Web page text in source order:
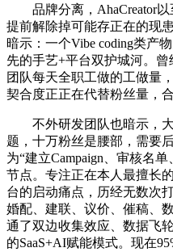
品牌分离，AhaCreator以
提前解除掉可能存正在的现
暗示：一个Vibe coding类产
先的手艺+平台双护城河。
团队每天全职工做的工做量
契合度正正在代替粉丝量，
不外研发团队也暗示，大
题，十万粉丝是腰部，需要
为“建立Campaign、审核名
节点。专注正在本人最擅长
台的启动痛点，历经无数次
婚配、建联、议价、催稿、
通了双边收集效应、数据飞
的SaaS+AI赋能模式。现在